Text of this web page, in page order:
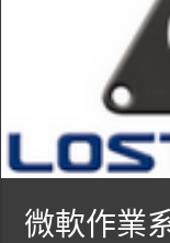
微軟作業